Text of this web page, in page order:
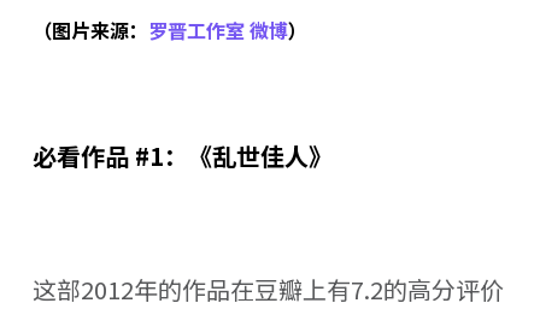
（图片来源： 罗晋工作室 微博）
必看作品 #1：《乱世佳人》
这部2012年的作品在豆瓣上有7.2的高分评价